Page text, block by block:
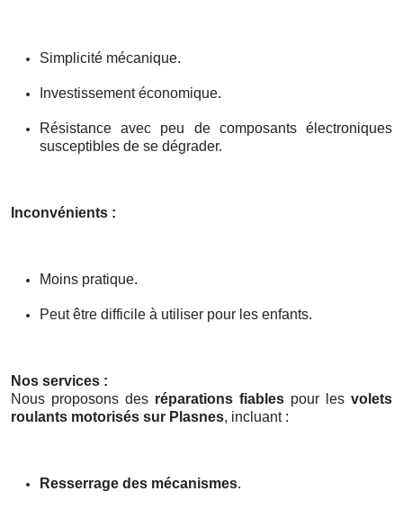
Simplicité mécanique.
Investissement économique.
Résistance avec peu de composants électroniques
susceptibles de se dégrader.
Inconvénients :
Moins pratique.
Peut être difficile à utiliser pour les enfants.
Nos services :
Nous proposons des réparations fiables pour les volets
roulants motorisés sur Plasnes, incluant :
Resserrage des mécanismes.